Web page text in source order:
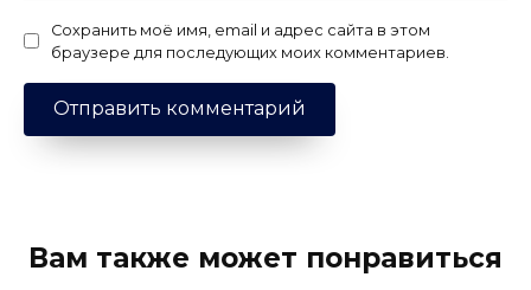
Сохранить моё имя, email и адрес сайта в этом
браузере для последующих моих комментариев.
Вам также может понравиться